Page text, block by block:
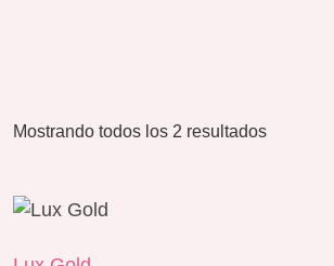
Mostrando todos los 2 resultados